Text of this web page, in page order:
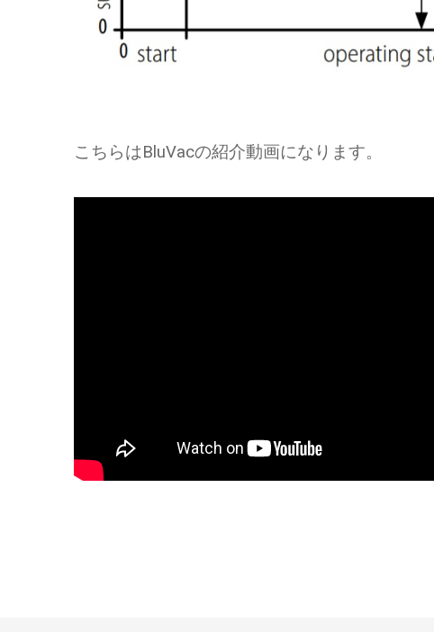
こちらはBluVacの紹介動画になります。